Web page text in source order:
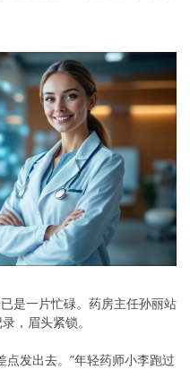
是一片忙碌。药房主任孙丽站
，眉头紧锁。
发出去。”年轻药师小李跑过